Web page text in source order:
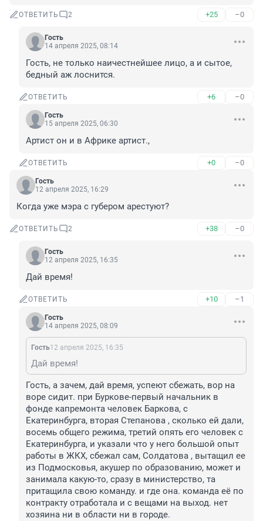
ОТВЕТИТЬ 2 +25 –0
Гость
14 апреля 2025, 08:14
Гость, не только наичестнейшее лицо, а и сытое,
бедный аж лоснится.
ОТВЕТИТЬ +6 –0
Гость
15 апреля 2025, 06:30
Артист он и в Африке артист.,
ОТВЕТИТЬ +0 –0
Гость
12 апреля 2025, 16:29
Когда уже мэра с губером арестуют?
ОТВЕТИТЬ 2 +38 –0
Гость
12 апреля 2025, 16:35
Дай время!
ОТВЕТИТЬ +10 –1
Гость
14 апреля 2025, 08:09
Гость12 апреля 2025, 16:35
Дай время!
Гость, а зачем, дай время, успеют сбежать, вор на
воре сидит. при Буркове-первый начальник в
фонде капремонта человек Баркова, с
Екатеринбурга, вторая Степанова , сколько ей дали,
восемь общего режима, третий опять его человек с
Екатеринбурга, и указали что у него большой опыт
работы в ЖКХ, сбежал сам, Солдатова , вытащил ее
из Подмосковья, акушер по образованию, может и
занимала какую-то, сразу в министерство, та
притащила свою команду. и где она. команда её по
контракту отработала и с вещами на выход. нет
хозяина ни в области ни в городе.